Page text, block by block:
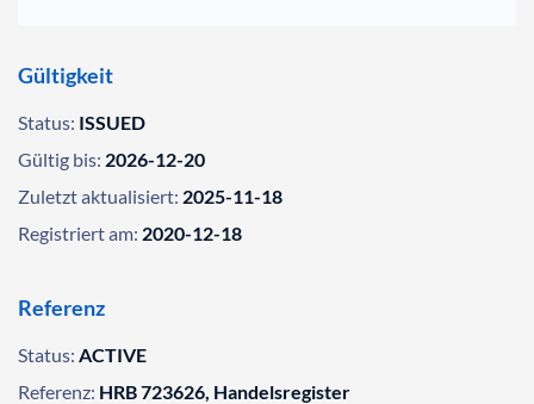
Gültigkeit
Status: ISSUED
Gültig bis: 2026-12-20
Zuletzt aktualisiert: 2025-11-18
Registriert am: 2020-12-18
Referenz
Status: ACTIVE
Referenz: HRB 723626, Handelsregister